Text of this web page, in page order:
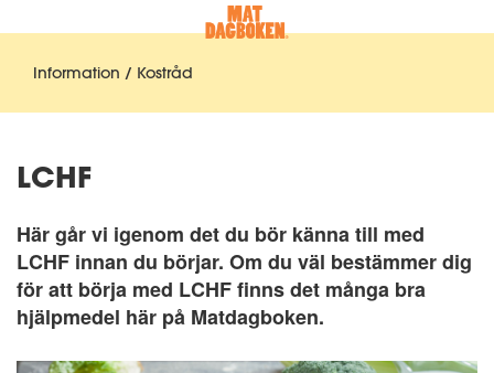
Information / Kostråd
LCHF
Här går vi igenom det du bör känna till med
LCHF innan du börjar. Om du väl bestämmer dig
för att börja med LCHF finns det många bra
hjälpmedel här på Matdagboken.